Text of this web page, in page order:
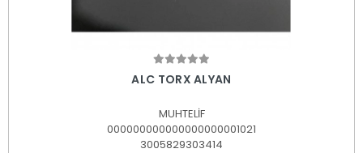
Sepete Ekle
ALC TORX ALYAN
MUHTELİF
000000000000000000001021
3005829303414